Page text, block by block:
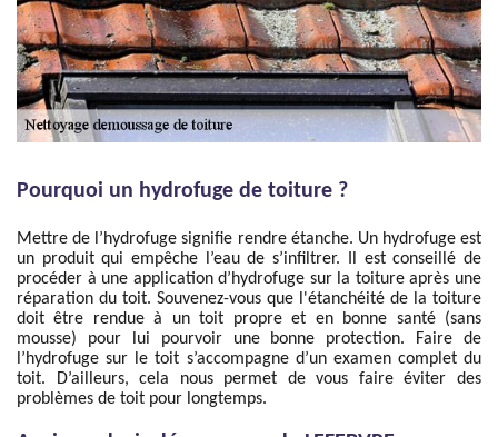
Pourquoi un hydrofuge de toiture ?
Mettre de l’hydrofuge signifie rendre étanche. Un hydrofuge est
un produit qui empêche l’eau de s’infiltrer. Il est conseillé de
procéder à une application d’hydrofuge sur la toiture après une
réparation du toit. Souvenez-vous que l'étanchéité de la toiture
doit être rendue à un toit propre et en bonne santé (sans
mousse) pour lui pourvoir une bonne protection. Faire de
l’hydrofuge sur le toit s’accompagne d’un examen complet du
toit. D’ailleurs, cela nous permet de vous faire éviter des
problèmes de toit pour longtemps.